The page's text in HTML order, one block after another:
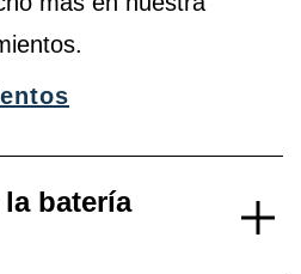
batería